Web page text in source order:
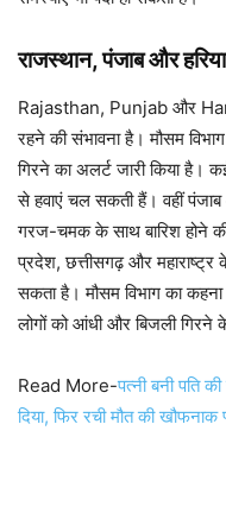
राजस्थान, पंजाब और
Rajasthan, Punjab और
रहने की संभावना है। मौसम
गिरने का अलर्ट जारी किया है।
से हवाएं चल सकती हैं। वहीं
गरज-चमक के साथ बारिश होने
प्रदेश, छत्तीसगढ़ और महाराष्ट्र
सकता है। मौसम विभाग का
लोगों को आंधी और बिजली गिरने
Read More-पत्नी बनी पति
दिया, फिर रची मौत की खौफनाक